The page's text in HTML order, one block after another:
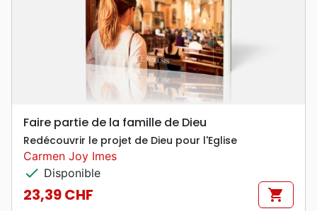
Faire partie de la famille de Dieu
Redécouvrir le projet de Dieu pour l'Eglise
Carmen Joy Imes
check Disponible
Prix
23,39 CHF shopping_cart